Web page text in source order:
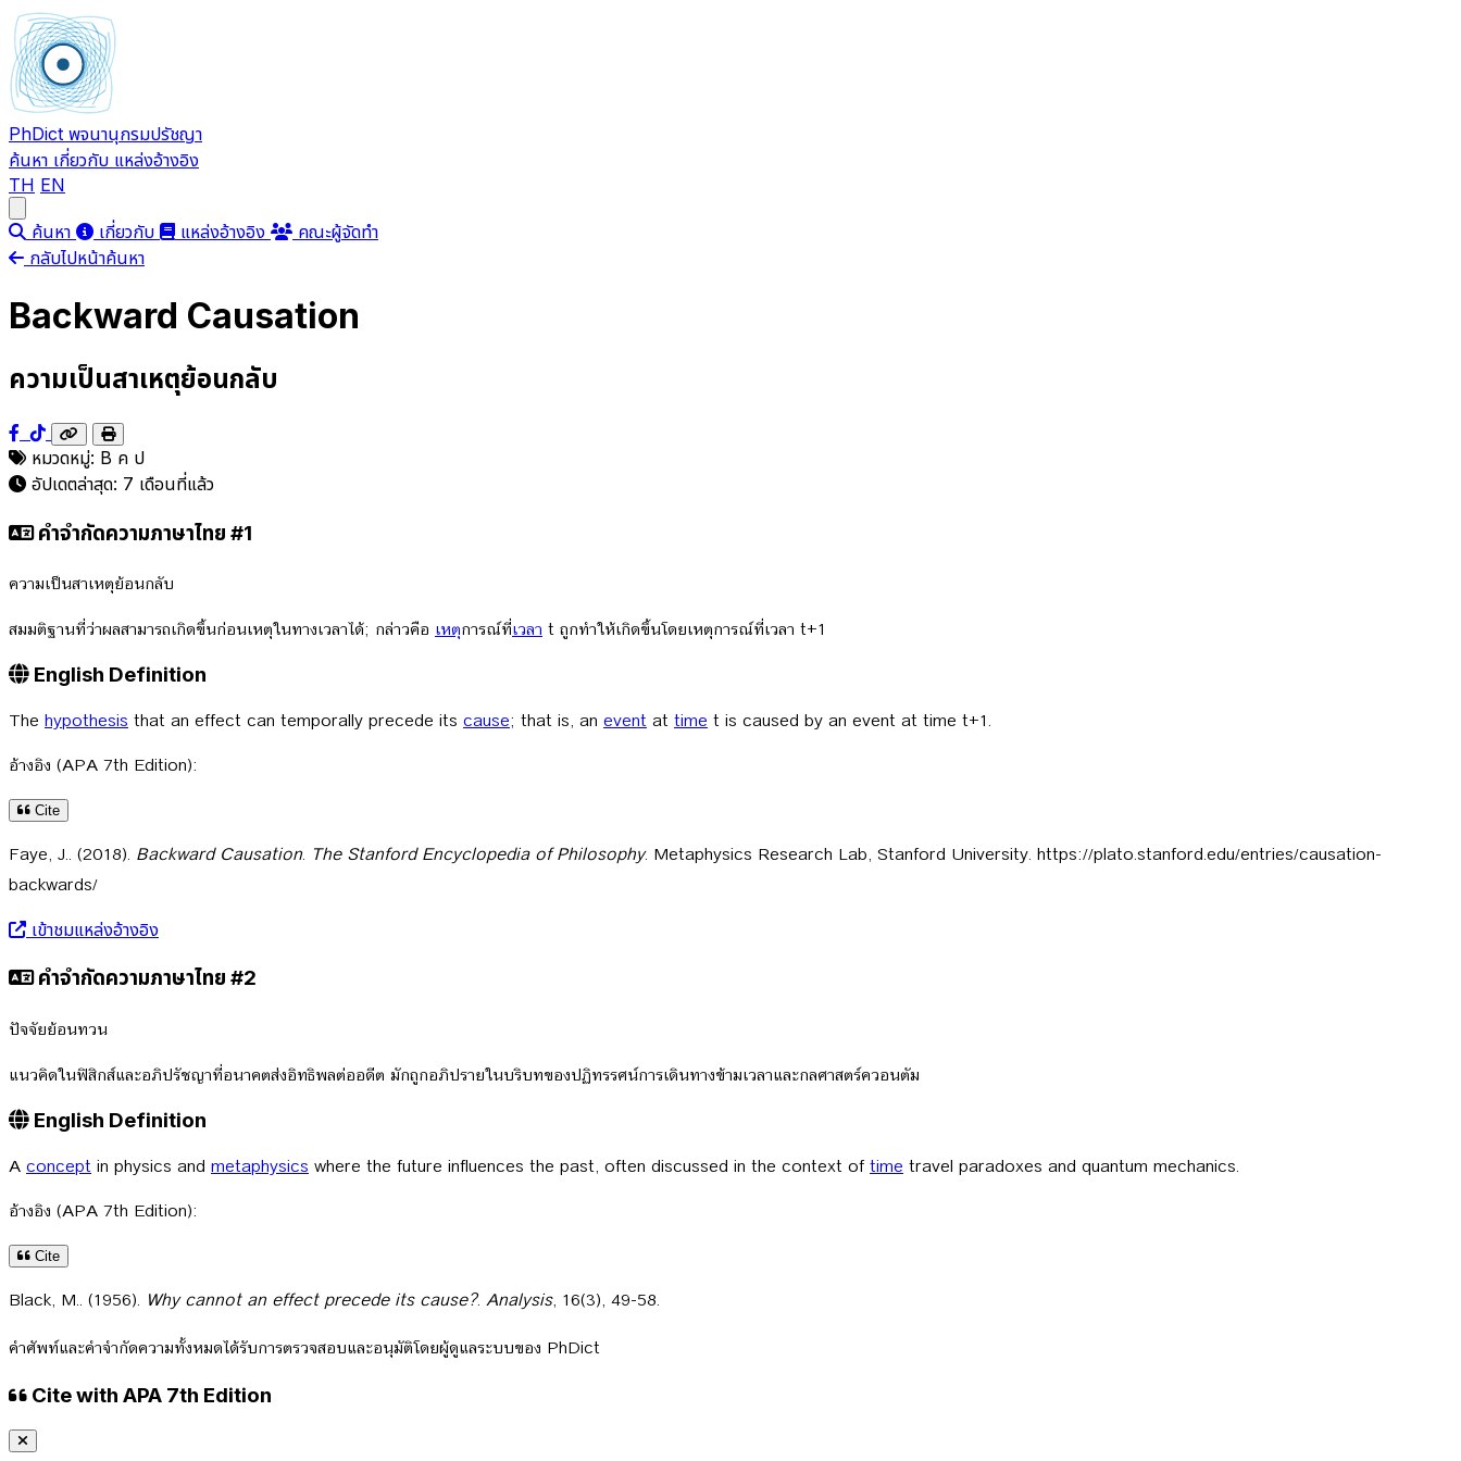
PhDict พจนานุกรมปรัชญา
ค้นหา เกี่ยวกับ แหล่งอ้างอิง
TH EN
ค้นหา เกี่ยวกับ แหล่งอ้างอิง
คณะผู้จัดทำ
กลับไปหน้าค้นหา
Backward Causation
ความเป็นสาเหตุย้อนกลับ
หมวดหมู่: B ค ป
อัปเดตล่าสุด: 7 เดือนที่แล้ว
คำจำกัดความภาษาไทย #1
ความเป็นสาเหตุย้อนกลับ
สมมติฐานที่ว่าผลสามารถเกิดขึ้นก่อนเหตุในทางเวลาได้; กล่าวคือ เหตุการณ์ที่เวลา t ถูกทำให้เกิดขึ้นโดยเหตุการณ์ที่เวลา t+1
English Definition
The hypothesis that an effect can temporally precede its cause; that is, an event at time t is caused by an event at time t+1.
อ้างอิง (APA 7th Edition):
Cite
Faye, J.. (2018). Backward Causation. The Stanford Encyclopedia of Philosophy. Metaphysics Research Lab, Stanford University. https://plato.stanford.edu/entries/causation-
backwards/
เข้าชมแหล่งอ้างอิง
คำจำกัดความภาษาไทย #2
ปัจจัยย้อนทวน
แนวคิดในฟิสิกส์และอภิปรัชญาที่อนาคตส่งอิทธิพลต่ออดีต มักถูกอภิปรายในบริบทของปฏิทรรศน์การเดินทางข้ามเวลาและกลศาสตร์ควอนตัม
English Definition
A concept in physics and metaphysics where the future influences the past, often discussed in the context oftime travel paradoxes and quantum mechanics.
อ้างอิง (APA 7th Edition):
Cite
Black, M.. (1956). Why cannot an effect precede its cause?. Analysis, 16(3), 49-58.
คำศัพท์และคำจำกัดความทั้งหมดได้รับการตรวจสอบและอนุมัติโดยผู้ดูแลระบบของ PhDict
Cite with APA 7th Edition